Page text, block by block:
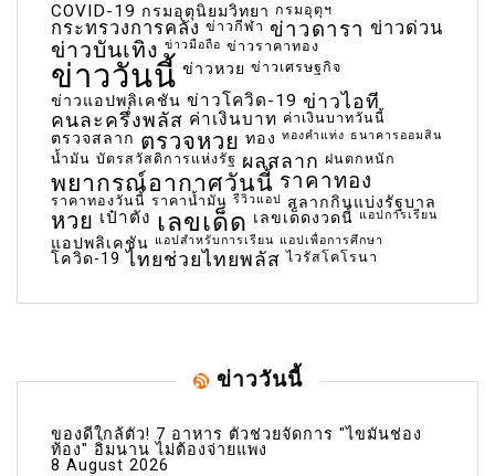
COVID-19 กรมอุตุนิยมวิทยา กรมอุตุฯ
กระทรวงการคลัง ข่าวกีฬา ข่าวดารา ข่าวด่วน
ข่าวบันเทิง ข่าวมือถือ ข่าวราคาทอง
ข่าววันนี้ ข่าวหวย ข่าวเศรษฐกิจ
ข่าวแอปพลิเคชัน ข่าวโควิด-19 ข่าวไอที
คนละครึ่งพลัส ค่าเงินบาท ค่าเงินบาทวันนี้
ตรวจสลาก ตรวจหวย ทอง ทองคำแท่ง ธนาคารออมสิน
น้ำมัน บัตรสวัสดิการแห่งรัฐ ผลสลาก ฝนตกหนัก
พยากรณ์อากาศวันนี้ ราคาทอง
ราคาทองวันนี้ ราคาน้ำมัน รีวิวแอป สลากกินแบ่งรัฐบาล
หวย เป๋าตัง เลขเด็ด เลขเด็ดงวดนี้ แอปการเรียน
แอปพลิเคชัน แอปสำหรับการเรียน แอปเพื่อการศึกษา
โควิด-19 ไทยช่วยไทยพลัส ไวรัสโคโรนา
ข่าววันนี้
ของดีใกล้ตัว! 7 อาหาร ตัวช่วยจัดการ "ไขมันช่อง
ท้อง" อิ่มนาน ไม่ต้องจ่ายแพง
8 August 2026